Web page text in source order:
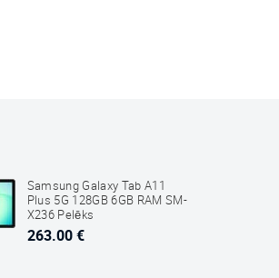
Samsung Galaxy Tab A11
Plus 5G 128GB 6GB RAM SM-
X236 Pelēks
263.00 €